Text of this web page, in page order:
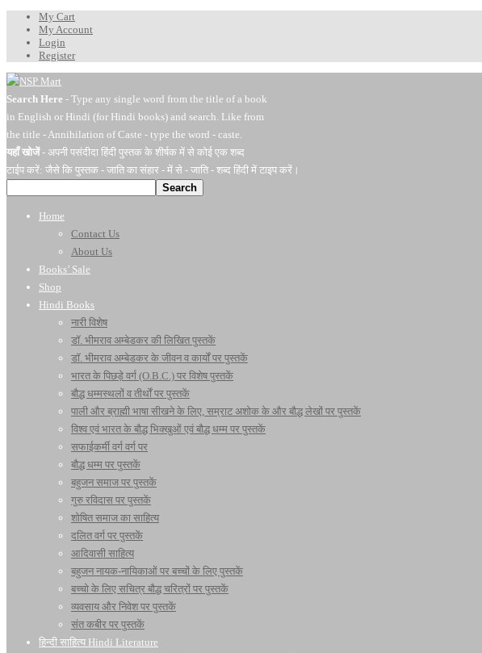
My Cart
My Account
Login
Register
Search Here - Type any single word from the title of a book
in English or Hindi (for Hindi books) and search. Like from
the title - Annihilation of Caste - type the word - caste.
यहाँ खोजें- अपनी पसंदीदा हिंदी पुस्तक के शीर्षक में से कोई एक शब्द
टाईप करें: जैसे कि पुस्तक - जाति का संहार - में से - जाति - शब्द हिंदी में टाइप करें।
Search
Home
Contact Us
About Us
Books’ Sale
Shop
Hindi Books
नारी विशेष
डॉ. भीमराव अम्बेडकर की लिखित पुस्तकें
डॉ. भीमराव अम्बेडकर के जीवन व कार्यों पर पुस्तकें
भारत के पिछड़े वर्ग (O.B.C.) पर विशेष पुस्तकें
बौद्ध धम्मस्थलों व तीर्थों पर पुस्तकें
पाली और ब्राह्मी भाषा सीखने के लिए, सम्राट अशोक के और बौद्ध लेखों पर पुस्तकें
विश्व एवं भारत के बौद्ध भिक्खुओं एवं बौद्ध धम्म पर पुस्तकें
सफाईकर्मी वर्ग वर्ग पर
बौद्ध धम्म पर पुस्तकें
बहुजन समाज पर पुस्तकें
गुरु रविदास पर पुस्तकें
शोषित समाज का साहित्य
दलित वर्ग पर पुस्तकें
आदिवासी साहित्य
बहुजन नायक-नायिकाओं पर बच्चों के लिए पुस्तकें
बच्चो के लिए सचित्र बौद्ध चरित्रों पर पुस्तकें
व्यवसाय और निवेश पर पुस्तकें
संत कबीर पर पुस्तकें
हिन्दी साहित्य Hindi Literature